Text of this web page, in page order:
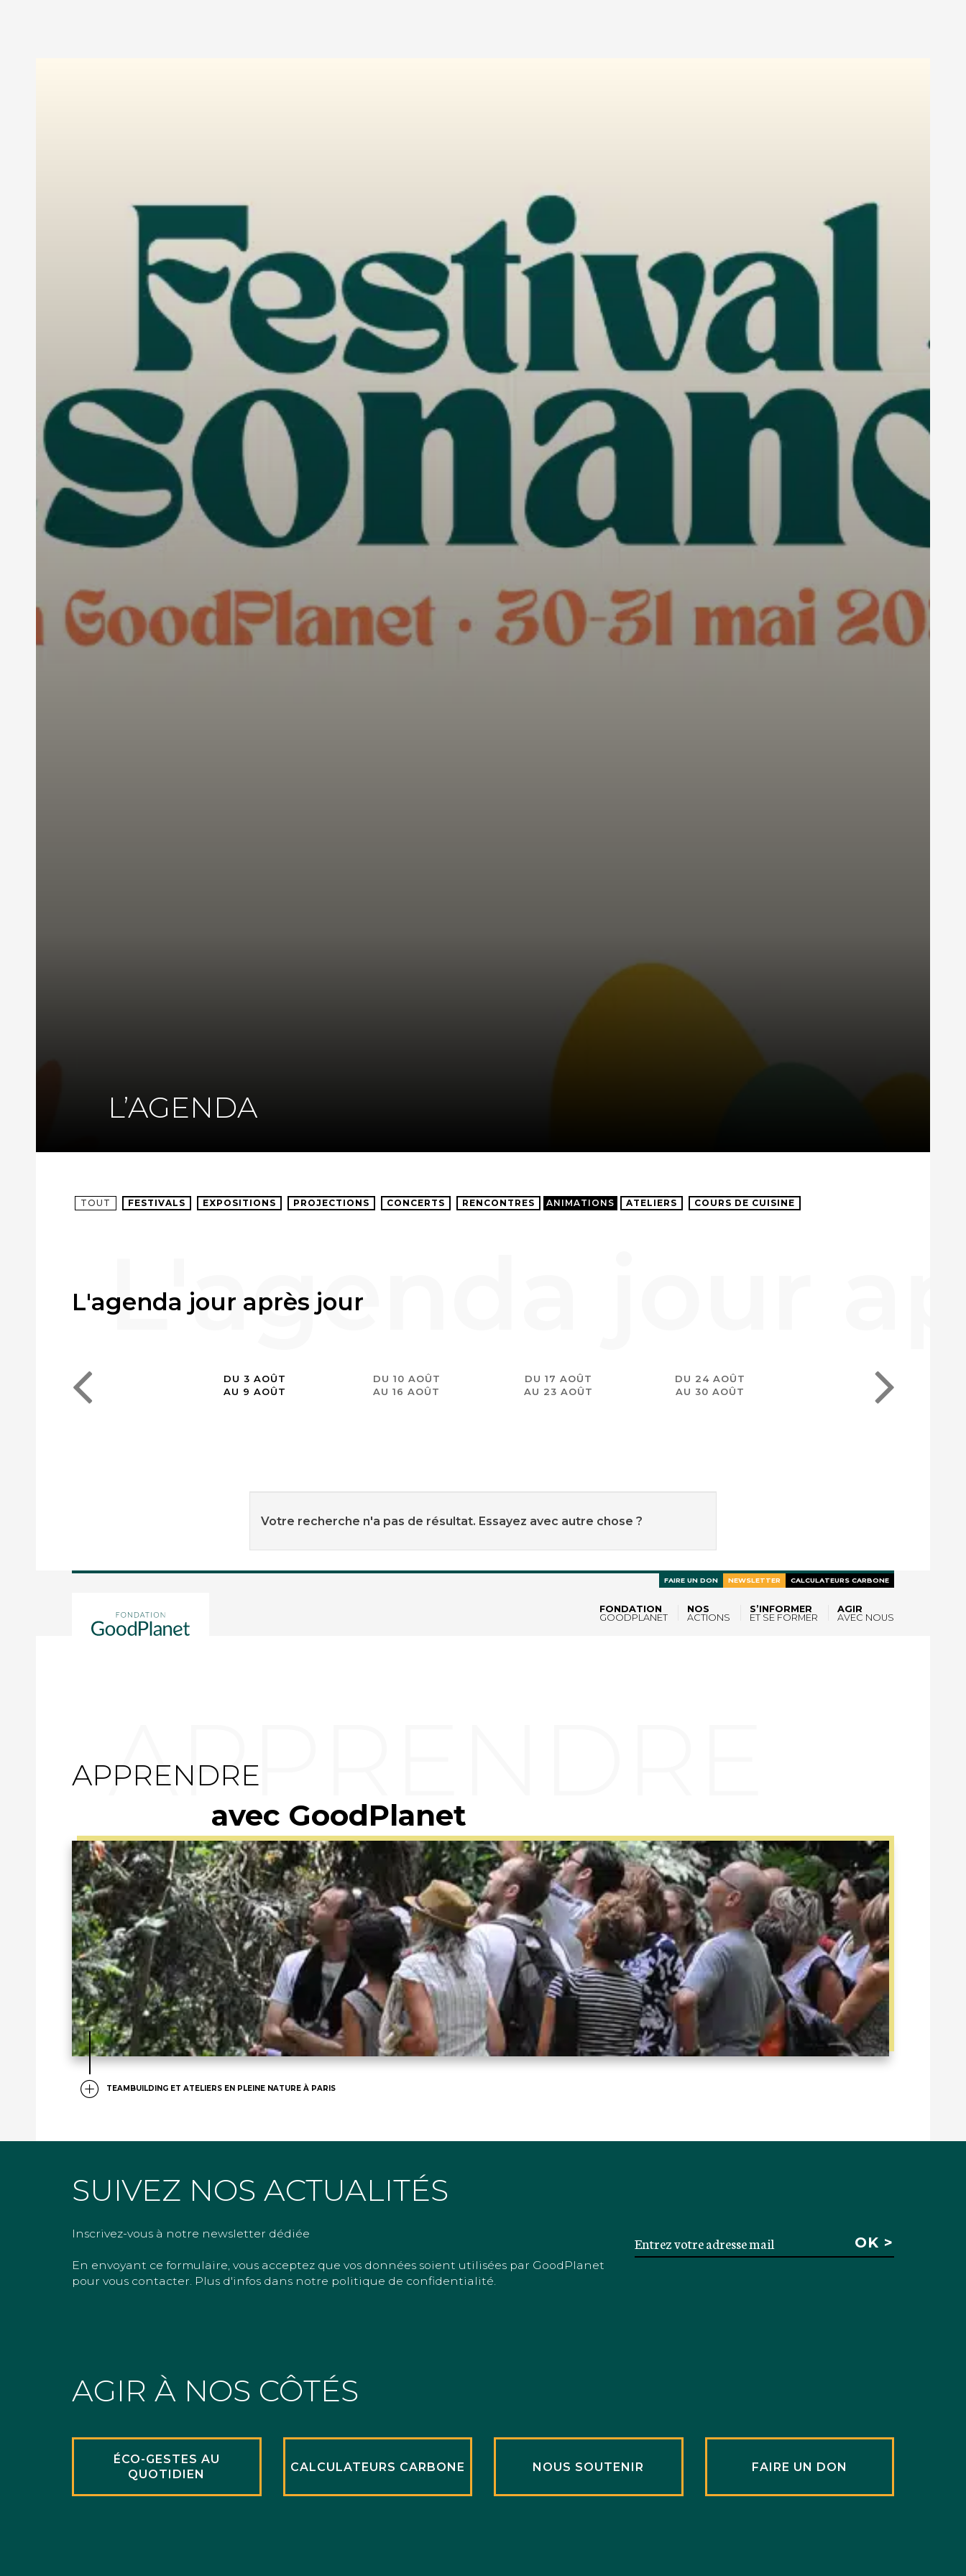
FONDATION
GOODPLANET
NOS
ACTIONS
S’INFORMER
ET SE FORMER
AGIR
AVEC NOUS
FAIRE UN DON NEWSLETTER CALCULATEURS CARBONE
L’AGENDA
TOUT FESTIVALS EXPOSITIONS PROJECTIONS CONCERTS RENCONTRES ANIMATIONS ATELIERS COURS DE CUISINE
L'agenda jour après jour
DU 3 AOÛT
AU 9 AOÛT
DU 10 AOÛT
AU 16 AOÛT
DU 17 AOÛT
AU 23 AOÛT
DU 24 AOÛT
AU 30 AOÛT
Votre recherche n'a pas de résultat. Essayez avec autre chose ?
APPRENDRE
avec GoodPlanet
TEAMBUILDING ET ATELIERS EN PLEINE NATURE À PARIS
SUIVEZ NOS ACTUALITÉS
Inscrivez-vous à notre newsletter dédiée
En envoyant ce formulaire, vous acceptez que vos données soient utilisées par GoodPlanet
pour vous contacter. Plus d'infos dans notre politique de confidentialité.
AGIR À NOS CÔTÉS
ÉCO-GESTES AU
QUOTIDIEN
CALCULATEURS CARBONE NOUS SOUTENIR FAIRE UN DON